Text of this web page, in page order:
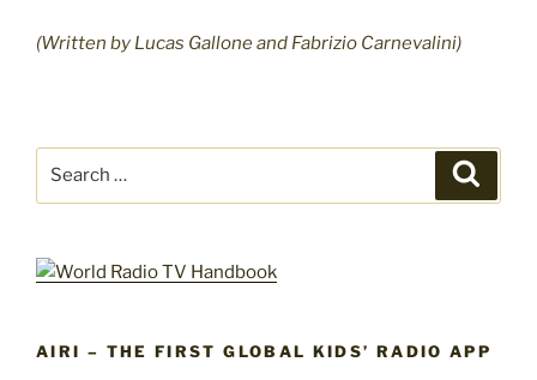
(Written by Lucas Gallone and Fabrizio Carnevalini)
AIRI – THE FIRST GLOBAL KIDS’ RADIO APP